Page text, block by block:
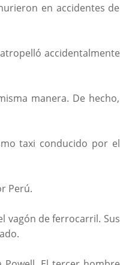
en accidentes de
accidentalmente
manera. De hecho,
taxi conducido por el
Perú.
vagón de ferrocarril. Sus